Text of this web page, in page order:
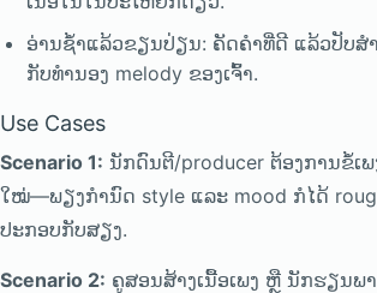
ອ່ານຊ້ຳແລ້ວຂຽນປ່ຽນ: ຄັດຄຳທີ່ດີ ແລ້ວປັບສ
ກັບທຳນອງ melody ຂອງເຈົ້າ.
Use Cases
Scenario 1: ນັກດົນຕີ/producer ຕ້ອງການຂໍ້ເ
ໃໝ່—ພຽງກຳນົດ style ແລະ mood ກໍໄດ້
ປະກອບກັບສຽງ.
Scenario 2: ຄູສອນສ້າງເນື້ອເພງ ຫຼື ນັກຮຽນພ